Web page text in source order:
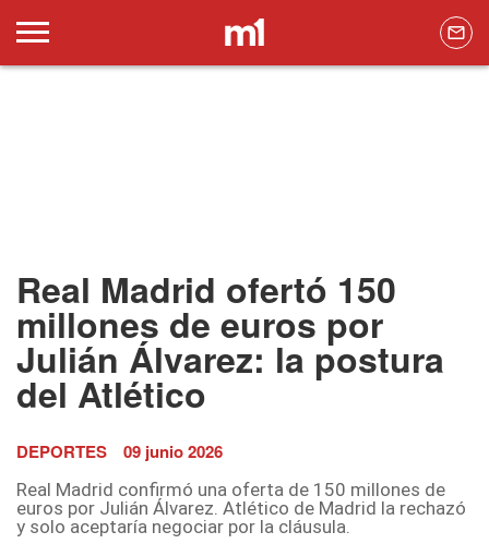
Real Madrid ofertó 150
millones de euros por
Julián Álvarez: la postura
del Atlético
DEPORTES 09 junio 2026
Real Madrid confirmó una oferta de 150 millones de
euros por Julián Álvarez. Atlético de Madrid la rechazó
y solo aceptaría negociar por la cláusula.